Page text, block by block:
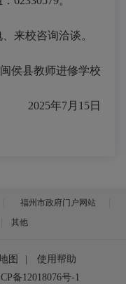
来校咨询洽谈。
闽侯县教师进修学校
2025年7月15日
福州市政府门户网站
其他
图
使用帮助
备12018076号-1